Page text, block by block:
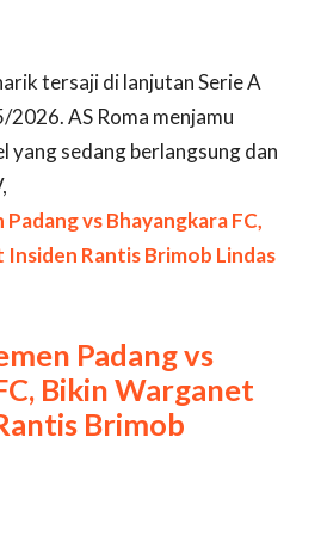
tersaji di lanjutan Serie A
AS Roma menjamu
yang sedang berlangsung dan
Padang vs
Bikin Warganet
Brimob